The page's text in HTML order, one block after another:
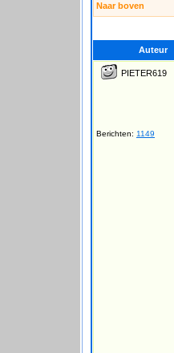
Naar boven
Auteur
PIETER619
Berichten: 1149